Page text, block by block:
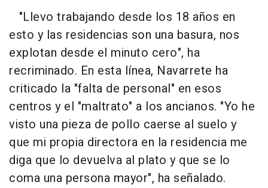
"Llevo trabajando desde los 18 años en
esto y las residencias son una basura, nos
explotan desde el minuto cero", ha
recriminado. En esta línea, Navarrete ha
criticado la "falta de personal" en esos
centros y el "maltrato" a los ancianos. "Yo he
visto una pieza de pollo caerse al suelo y
que mi propia directora en la residencia me
diga que lo devuelva al plato y que se lo
coma una persona mayor", ha señalado.